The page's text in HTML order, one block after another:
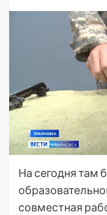
На сегодня там
совместная